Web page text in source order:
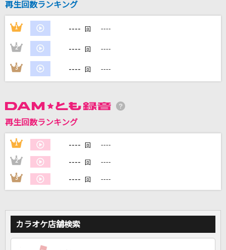
キス・ミー・パティシエ
CANDY TUNE
[生音]限界突破×サバイバー
氷川きよし
ずっと真夜中でいいのに。
Mrs. GREEN APPLE
再生回数ランキング
1 ---- 回 ----
2 ---- 回 ----
3 ---- 回 ----
再生回数ランキング
1 ---- 回 ----
2 ---- 回 ----
3 ---- 回 ----
カラオケ店舗検索